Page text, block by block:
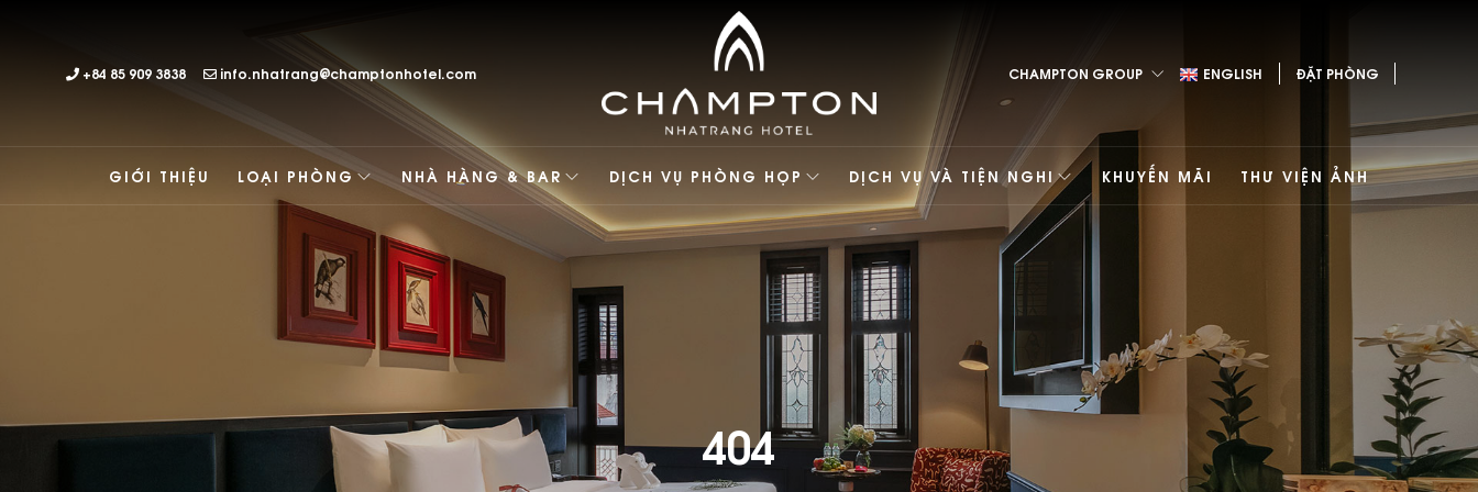
+84 85 909 3838 info.nhatrang@champtonhotel.com CHAMPTON GROUP ENGLISH ĐẶT PHÒNG
GIỚI THIỆU LOẠI PHÒNG NHÀ HÀNG & BAR DỊCH VỤ PHÒNG HỌP DỊCH VỤ VÀ TIỆN NGHI KHUYẾN MÃI THƯ VIỆN ẢNH
404